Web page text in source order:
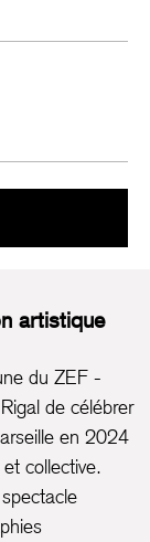
artistique
du ZEF -
de célébrer
en 2024
collective.